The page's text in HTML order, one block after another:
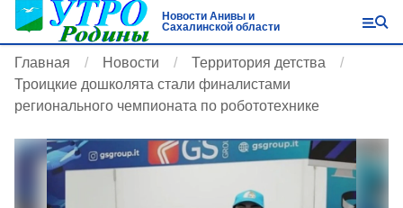
Новости Анивы и
Сахалинской области
Главная Новости
Территория детства
Троицкие дошколята стали финалистами
регионального чемпионата по робототехнике